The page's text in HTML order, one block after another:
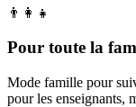
👨‍👩‍👧
Pour toute la
Mode famille pour
pour les enseignants,